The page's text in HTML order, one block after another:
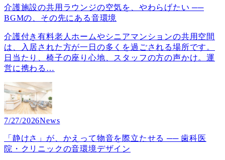
介護施設の共用ラウンジの空気を、やわらげたい ──
BGMの、その先にある音環境
介護付き有料老人ホームやシニアマンションの共用空間
は、入居された方が一日の多くを過ごされる場所です。
日当たり、椅子の座り心地、スタッフの方の声かけ。運
営に携わる …
7/27/2026News
「静けさ」が、かえって物音を際立たせる ── 歯科医
院・クリニックの音環境デザイン